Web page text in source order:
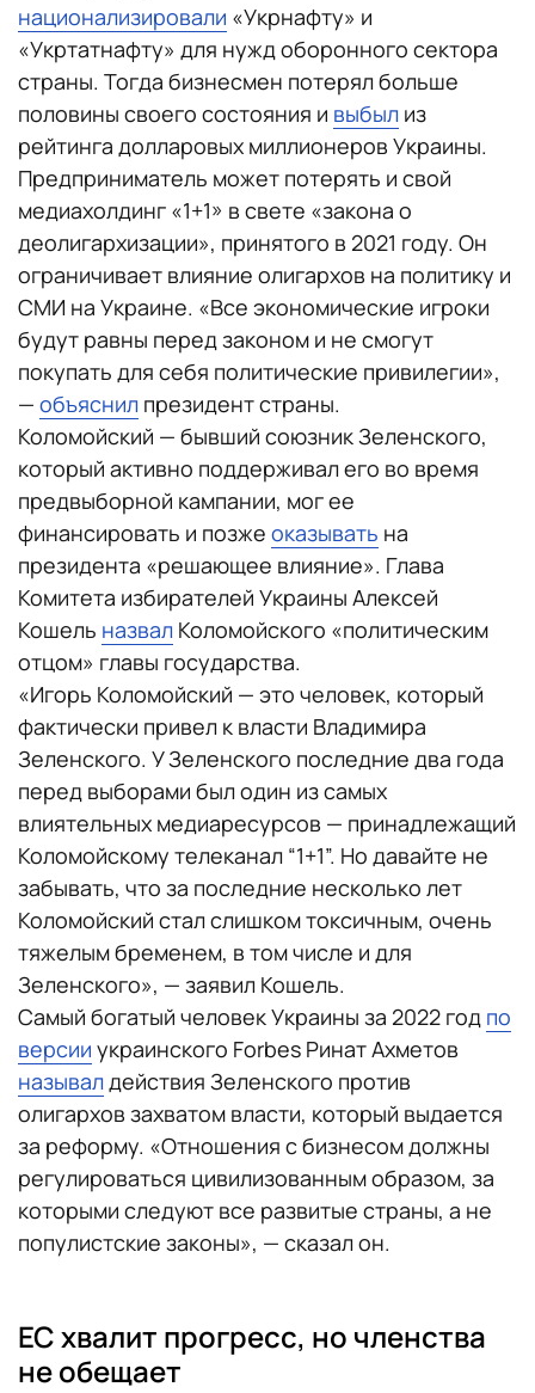
национализировали «Укрнафту» и
«Укртатнафту» для нужд оборонного сектора
страны. Тогда бизнесмен потерял больше
половины своего состояния и выбыл из
рейтинга долларовых миллионеров Украины.
Предприниматель может потерять и свой
медиахолдинг «1+1» в свете «закона о
деолигархизации», принятого в 2021 году. Он
ограничивает влияние олигархов на политику и
СМИ на Украине. «Все экономические игроки
будут равны перед законом и не смогут
покупать для себя политические привилегии»,
— объяснил президент страны.
Коломойский — бывший союзник Зеленского,
который активно поддерживал его во время
предвыборной кампании, мог ее
финансировать и позже оказывать на
президента «решающее влияние». Глава
Комитета избирателей Украины Алексей
Кошель назвал Коломойского «политическим
отцом» главы государства.
«Игорь Коломойский — это человек, который
фактически привел к власти Владимира
Зеленского. У Зеленского последние два года
перед выборами был один из самых
влиятельных медиаресурсов — принадлежащий
Коломойскому телеканал “1+1”. Но давайте не
забывать, что за последние несколько лет
Коломойский стал слишком токсичным, очень
тяжелым бременем, в том числе и для
Зеленского», — заявил Кошель.
Самый богатый человек Украины за 2022 год по
версии украинского Forbes Ринат Ахметов
называл действия Зеленского против
олигархов захватом власти, который выдается
за реформу. «Отношения с бизнесом должны
регулироваться цивилизованным образом, за
которыми следуют все развитые страны, а не
популистские законы», — сказал он.
ЕС хвалит прогресс, но членства
не обещает